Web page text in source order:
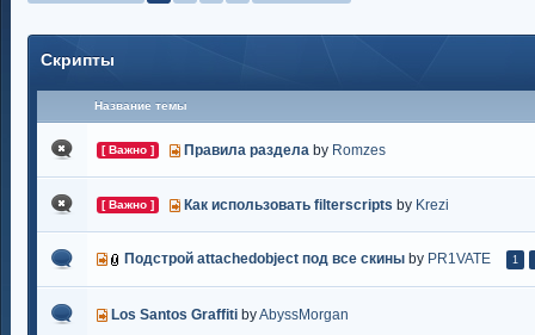
Скрипты
Название темы
[ Важно ] Правила раздела by Romzes
[ Важно ] Как использовать filterscripts by Krezi
Подстрой attachedobject под все скины by PR1VATE 1
Los Santos Graffiti byAbyssMorgan